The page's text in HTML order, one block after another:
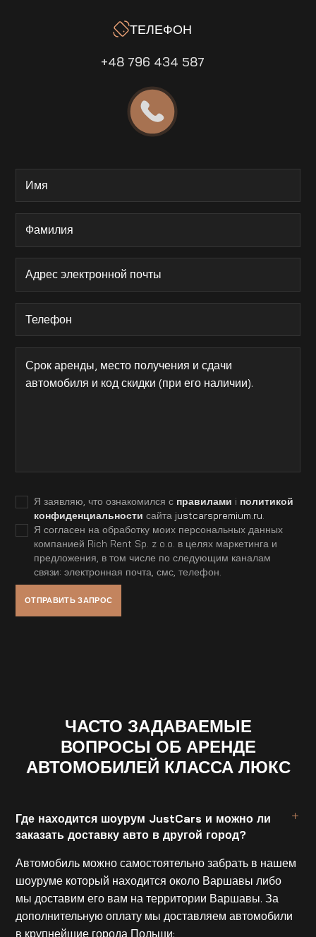
ТЕЛЕФОН
+48 796 434 587
Я заявляю, что ознакомился с правилами i политикой
конфиденциальности сайта justcarspremium.ru
Я согласен на обработку моих персональных данных
компанией Rich Rent Sp. z o.o. в целях маркетинга и
предложения, в том числе по следующим каналам
связи: электронная почта, смс, телефон.
ЧАСТО ЗАДАВАЕМЫЕ
ВОПРОСЫ ОБ АРЕНДЕ
АВТОМОБИЛЕЙ КЛАССА ЛЮКС
Где находится шоурум JustCars и можно ли
заказать доставку авто в другой город?
Автомобиль можно самостоятельно забрать в нашем
шоуруме который находится около Варшавы либо
мы доставим его вам на территории Варшавы. За
дополнительную оплату мы доставляем автомобили
в крупнейшие города Польши: